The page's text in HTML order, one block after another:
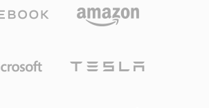
商业和开源产品中。Speex 还内置
争编解码器中通常需要借助外部库来
开发者自 2012 年起正式推荐 Opus